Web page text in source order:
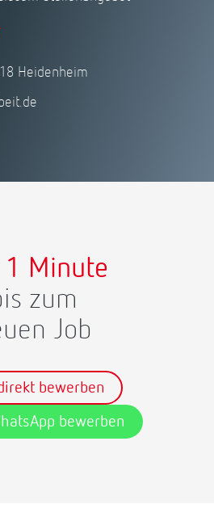
Heidenheim
1 Minute
zum
Job
bewerben
bewerben